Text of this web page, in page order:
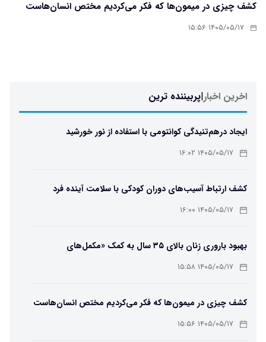
کشف چیزی در میمون‌ها که فکر می‌کردیم مختص انسان‌هاست
۱۴۰۵/۰۵/۱۷ ۱۵:۵۶
اخرین اخبار|پربیننده ترین
ایجاد درهم‌تنیدگی کوانتومی با استفاده از نور خورشید
۱۴۰۵/۰۵/۱۷ ۱۶:۰۲
کشف ارتباط آسیب‌های دوران کودکی با سلامت آینده فرد
۱۴۰۵/۰۵/۱۷ ۱۶:۰۰
بهبود باروری زنان بالای ۳۵ سال به کمک «مکمل‌های
باکتریایی»
۱۴۰۵/۰۵/۱۷ ۱۵:۵۸
کشف چیزی در میمون‌ها که فکر می‌کردیم مختص انسان‌هاست
۱۴۰۵/۰۵/۱۷ ۱۵:۵۶